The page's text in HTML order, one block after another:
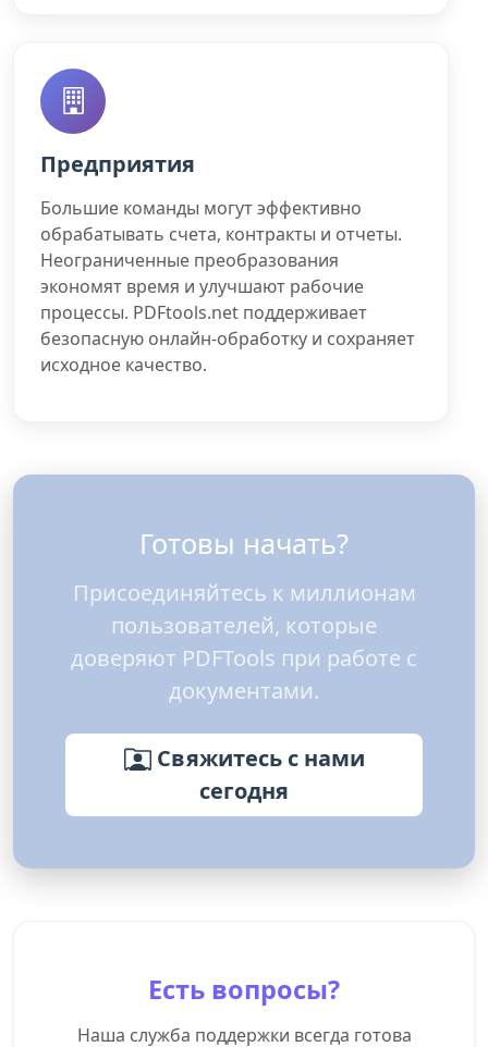
Предприятия
Большие команды могут эффективно
обрабатывать счета, контракты и отчеты.
Неограниченные преобразования
экономят время и улучшают рабочие
процессы. PDFtools.net поддерживает
безопасную онлайн-обработку и сохраняет
исходное качество.
Готовы начать?
Присоединяйтесь к миллионам
пользователей, которые
доверяют PDFTools при работе с
документами.
Свяжитесь с нами
сегодня
Есть вопросы?
Наша служба поддержки всегда готова